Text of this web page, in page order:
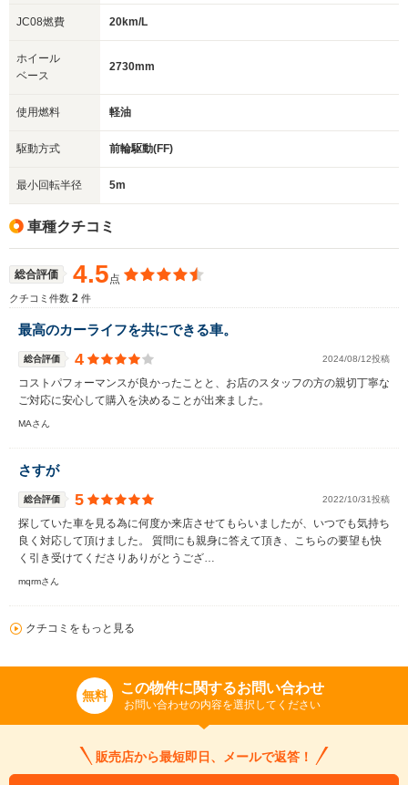
JC08燃費 20km/L
ホイール
ベース
2730mm
使用燃料 軽油
駆動方式 前輪駆動(FF)
最小回転半径 5m
車種クチコミ
総合評価 4.5点
クチコミ件数 2 件
最高のカーライフを共にできる車。
総合評価 4 2024/08/12投稿
コストパフォーマンスが良かったことと、お店のスタッフの方の親切丁寧な
ご対応に安心して購入を決めることが出来ました。
MAさん
さすが
総合評価 5 2022/10/31投稿
探していた車を見る為に何度か来店させてもらいましたが、いつでも気持ち
良く対応して頂けました。 質問にも親身に答えて頂き、こちらの要望も快
く引き受けてくださりありがとうござ…
mqrmさん
クチコミをもっと見る
無料 この物件に関するお問い合わせ
お問い合わせの内容を選択してください
販売店から最短即日、メールで返答！